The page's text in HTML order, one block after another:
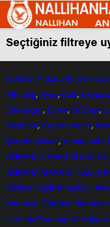
Seçtiğiniz filtreye
Nallıhan Ankara Bolu
Altındağ,Ayaş, Balâ,
Etimesgut, Evren,Gölbaşı,
Keçiören, Kızılcahamam,
Şereflikoçhisar,Yenimahalle
ANKARA HABER SİTESİ
ANKARA MASASI
Nallihan nallihanhasber
Karaman Gündem
Larende Karaman24 Ankara